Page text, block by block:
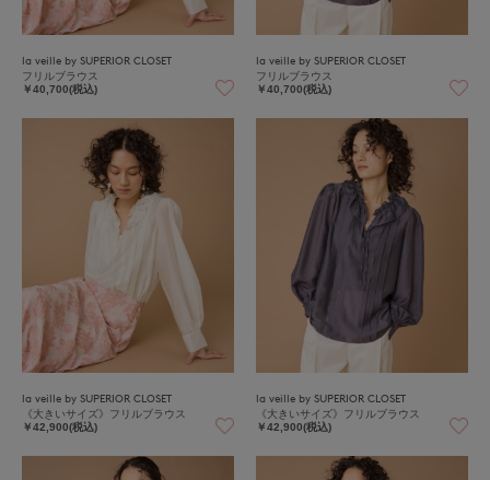
la veille by SUPERIOR CLOSET
フリルブラウス
￥40,700(税込)
la veille by SUPERIOR CLOSET
フリルブラウス
￥40,700(税込)
la veille by SUPERIOR CLOSET
《大きいサイズ》フリルブラウス
￥42,900(税込)
la veille by SUPERIOR CLOSET
《大きいサイズ》フリルブラウス
￥42,900(税込)